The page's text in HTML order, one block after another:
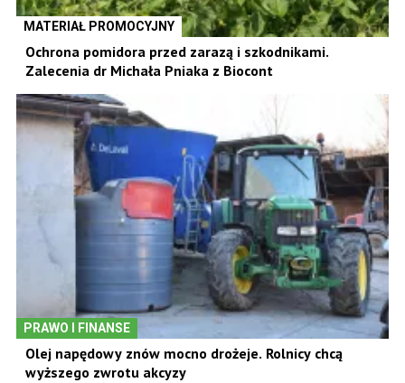
MATERIAŁ PROMOCYJNY
Ochrona pomidora przed zarazą i szkodnikami.
Zalecenia dr Michała Pniaka z Biocont
PRAWO I FINANSE
Olej napędowy znów mocno drożeje. Rolnicy chcą
wyższego zwrotu akcyzy